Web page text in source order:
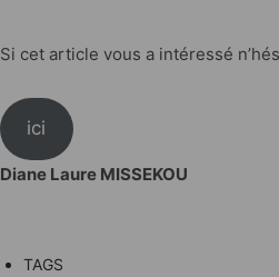
Si cet article vous a intéressé
ici
Diane Laure MISSEKOU
TAGS